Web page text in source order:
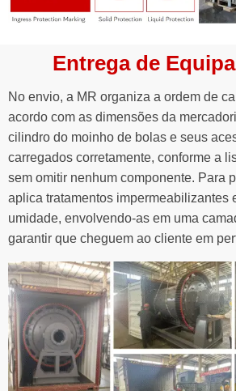
Entrega de
No envio, a MR organiza a ordem de
acordo com as dimensões da
cilindro do moinho de bolas e seus
carregados corretamente, conforme a
sem omitir nenhum componente. Para
aplica tratamentos impermeabilizantes
umidade, envolvendo-as em uma
garantir que cheguem ao cliente em